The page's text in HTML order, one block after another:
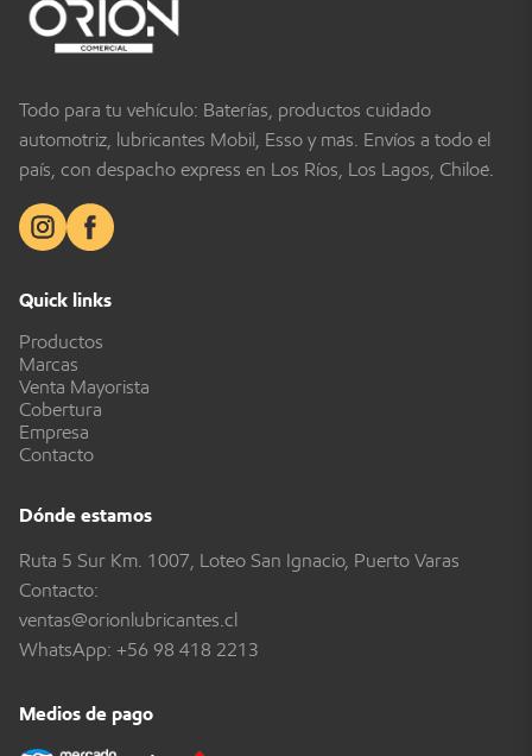
Todo para tu vehículo: Baterías, productos cuidado
automotriz, lubricantes Mobil, Esso y más. Envíos a todo el
país, con despacho express en Los Ríos, Los Lagos, Chiloé.
Quick links
Productos
Marcas
Venta Mayorista
Cobertura
Empresa
Contacto
Dónde estamos
Ruta 5 Sur Km. 1007, Loteo San Ignacio, Puerto Varas
Contacto:
ventas@orionlubricantes.cl
WhatsApp: +56 98 418 2213
Medios de pago